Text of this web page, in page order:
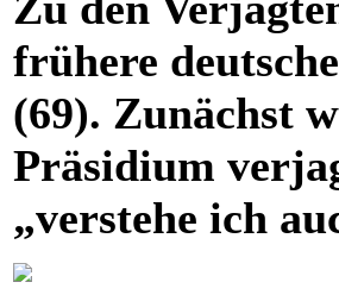
frühere
(69). Zunächst
Präsidium
„verstehe ich